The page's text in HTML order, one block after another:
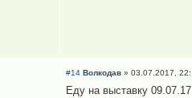
#14 Волкодав» 03.07.2017,
Еду на выставку